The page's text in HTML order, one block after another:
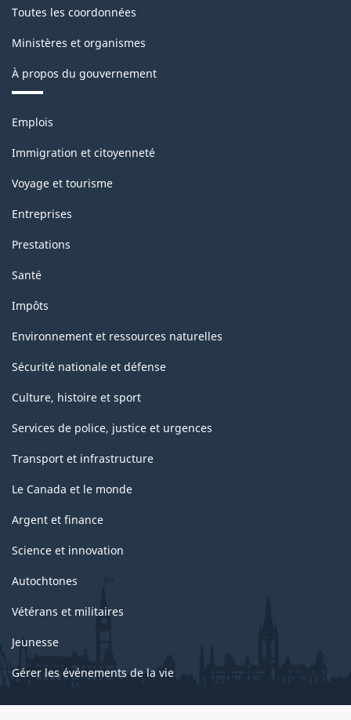
Toutes les coordonnées
Ministères et organismes
À propos du gouvernement
Thèmes
sujets
Emplois
Immigration et citoyenneté
Voyage et tourisme
Entreprises
Prestations
Santé
Impôts
Environnement et ressources naturelles
Sécurité nationale et défense
Culture, histoire et sport
Services de police, justice et urgences
Transport et infrastructure
Le Canada et le monde
Argent et finance
Science et innovation
Autochtones
Vétérans et militaires
Jeunesse
Gérer les événements de la vie